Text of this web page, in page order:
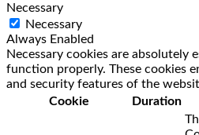
Necessary
Necessary
Always Enabled
Necessary cookies are absolutely
function properly. These cookies
and security features of the
Cookie
Duration